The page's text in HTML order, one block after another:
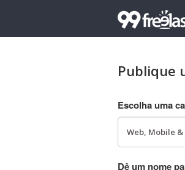
Publique
Escolha uma
Dê um nome